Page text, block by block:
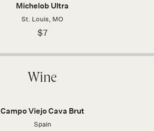
Michelob Ultra
St. Louis, MO
$7
Wine
Campo Viejo Cava Brut
Spain